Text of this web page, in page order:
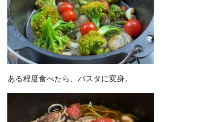
ある程度食べたら、パスタに変身。